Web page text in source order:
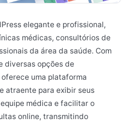
elegante e profissional,
médicas, consultórios de
da área da saúde. Com
diversas opções de
uma plataforma
atraente para exibir seus
médica e facilitar o
online, transmitindo